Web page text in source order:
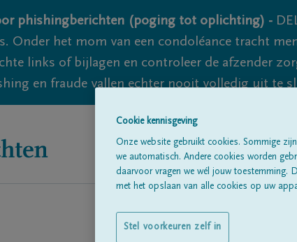
phishingberichten (poging tot oplichting) -
Onder het mom van een condoléance tracht
links of bijlagen en controleer de afzender
en fraude vallen echter nooit volledig uit te
Cookie kennisgeving
Onze website gebruikt cookies. Sommige
we automatisch. Andere cookies worden
daarvoor vragen we wél jouw toestemming.
met het opslaan van alle cookies op uw
Stel voorkeuren zelf in